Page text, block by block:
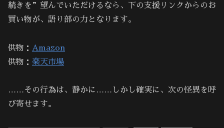
続きを”望んでいただけるなら、下の支援リンクからのお
買い物が、語り部の力となります。
供物： Amazon
供物： 楽天市場
……その行為は、静かに……しかし確実に、次の怪異を呼
び寄せます。